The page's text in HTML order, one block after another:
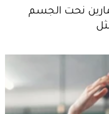
نحت الجسم